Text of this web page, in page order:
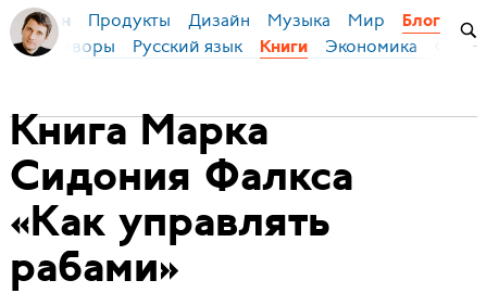
Бирман Продукты Дизайн Музыка Мир Блог
Переговоры Русский язык Книги Экономика
Книга Марка
Сидония Фалкса
«Как управлять
рабами»